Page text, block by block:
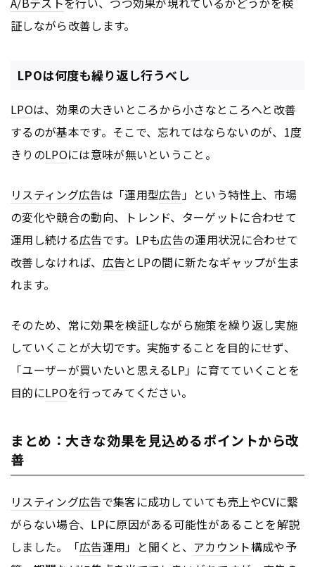
証しながら改善します。
LPOは何度も繰り返し行うべし
LPOは、効果の大きいところから小さなところへと改善
するのが基本です。そこで、忘れてはならないのが、1度
きりのLPOには意味が無いということ。
リスティング広告は「運用型広告」という特性上、市場
の変化や競合の動向、トレンド、ターゲットに合わせて
運用し続ける広告です。LPも広告の運用状況に合わせて
改善しなければ、 広告とLPの間に新たなギャップが生ま
れます。
そのため、常に効果を検証しながら施策を繰り返し実施
していくことが大切です。実施することを目的にせず、
「ユーザーが買いたいと思えるLP」に育てていくことを
目的にLPOを行ってみてください。
まとめ：大きな効果を見込めるポイントから改
善
リスティング広告で集客に成功していても売上やCVに繋
がらない場合、LPに原因がある可能性があることを解説
しました。「広告運用」と聞くと、 アカウント構成や予